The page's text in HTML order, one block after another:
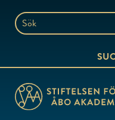
innehållet
Sök